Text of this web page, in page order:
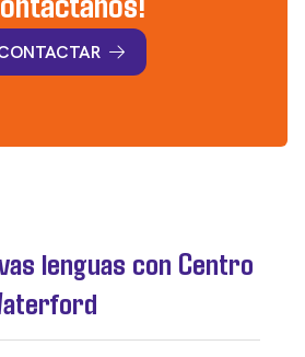
lenguas con Centro